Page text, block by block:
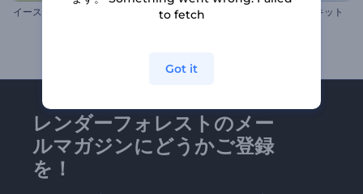
イースターエッグ・イントロ 医療用の説明動画制作ツールキット
レンダーフォレストのメー
ルマガジンにどうかご登録
を！
to fetch
Got it